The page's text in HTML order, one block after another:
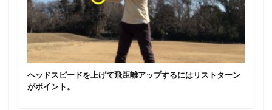
ヘッドスピードを上げて飛距離アップするにはリストターン
がポイント。